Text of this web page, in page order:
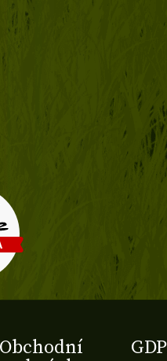
Obchodní